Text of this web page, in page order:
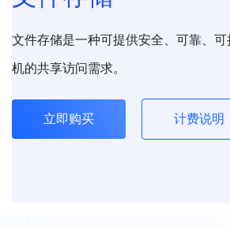
文件存储是一种可提供安全、可靠、
机的共享访问需求。
立即购买 计费说明